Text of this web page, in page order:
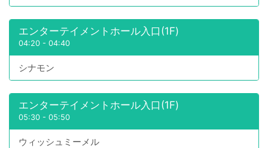
エンターテイメントホール入口(1F)
04:20 - 04:40
シナモン
エンターテイメントホール入口(1F)
05:30 - 05:50
ウィッシュミーメル